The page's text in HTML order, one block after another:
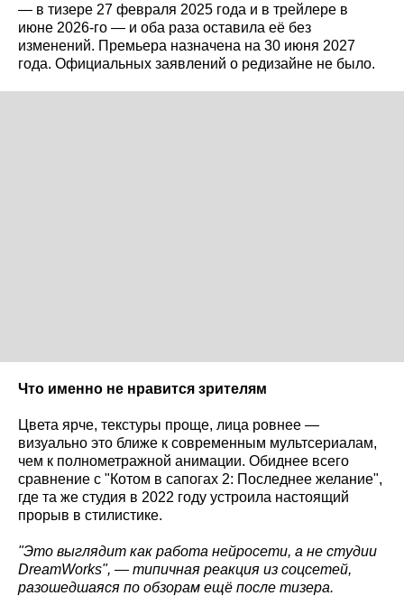
— в тизере 27 февраля 2025 года и в трейлере в
июне 2026-го — и оба раза оставила её без
изменений. Премьера назначена на 30 июня 2027
года. Официальных заявлений о редизайне не было.
Что именно не нравится зрителям
Цвета ярче, текстуры проще, лица ровнее —
визуально это ближе к современным мультсериалам,
чем к полнометражной анимации. Обиднее всего
сравнение с "Котом в сапогах 2: Последнее желание",
где та же студия в 2022 году устроила настоящий
прорыв в стилистике.
"Это выглядит как работа нейросети, а не студии
DreamWorks", — типичная реакция из соцсетей,
разошедшаяся по обзорам ещё после тизера.